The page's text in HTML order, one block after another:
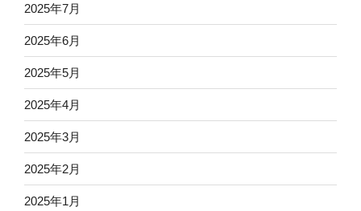
2025年7月
2025年6月
2025年5月
2025年4月
2025年3月
2025年2月
2025年1月